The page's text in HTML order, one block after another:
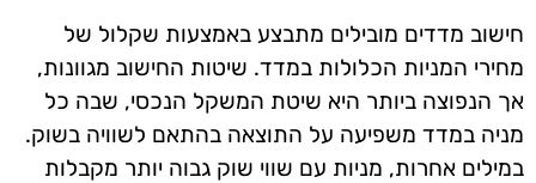
חישוב מדדים מובילים מתבצע באמצעות שקלול של
מחירי המניות הכלולות במדד. שיטות החישוב מגוונות,
אך הנפוצה ביותר היא שיטת המשקל הנכסי, שבה כל
מניה במדד משפיעה על התוצאה בהתאם לשוויה בשוק.
במילים אחרות, מניות עם שווי שוק גבוה יותר מקבלות